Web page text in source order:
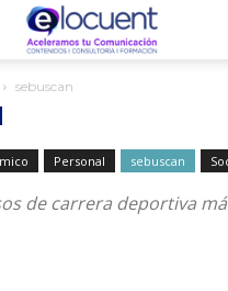
sebuscan
Personal sebuscan
de carrera deportiva